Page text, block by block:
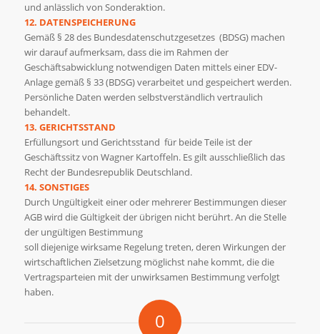
und anlässlich von Sonderaktion.
12. DATENSPEICHERUNG
Gemäß § 28 des Bundesdatenschutzgesetzes (BDSG) machen
wir darauf aufmerksam, dass die im Rahmen der
Geschäftsabwicklung notwendigen Daten mittels einer EDV-
Anlage gemäß § 33 (BDSG) verarbeitet und gespeichert werden.
Persönliche Daten werden selbstverständlich vertraulich
behandelt.
13. GERICHTSSTAND
Erfüllungsort und Gerichtsstand für beide Teile ist der
Geschäftssitz von Wagner Kartoffeln. Es gilt ausschließlich das
Recht der Bundesrepublik Deutschland.
14. SONSTIGES
Durch Ungültigkeit einer oder mehrerer Bestimmungen dieser
AGB wird die Gültigkeit der übrigen nicht berührt. An die Stelle
der ungültigen Bestimmung
soll diejenige wirksame Regelung treten, deren Wirkungen der
wirtschaftlichen Zielsetzung möglichst nahe kommt, die die
Vertragsparteien mit der unwirksamen Bestimmung verfolgt
haben.
0